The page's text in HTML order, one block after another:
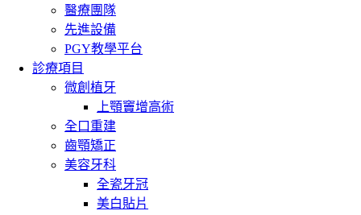
醫療團隊
先進設備
PGY教學平台
診療項目
微創植牙
上顎竇增高術
全口重建
齒顎矯正
美容牙科
全瓷牙冠
美白貼片